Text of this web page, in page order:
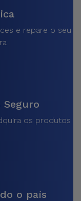
e repare o seu
Seguro
os produtos
o país